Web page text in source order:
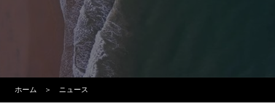
ホーム ＞ ニュース